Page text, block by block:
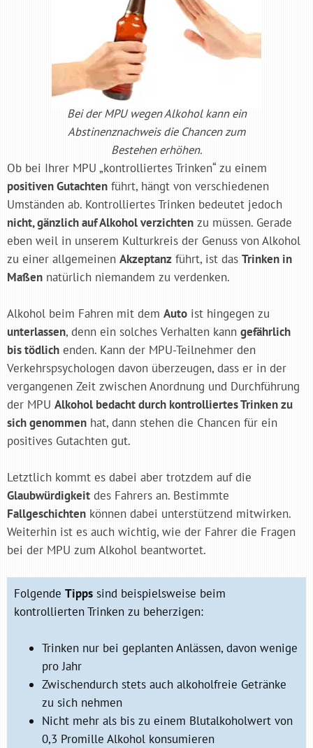
Bei der MPU wegen Alkohol kann ein
Abstinenznachweis die Chancen zum
Bestehen erhöhen.
Ob bei Ihrer MPU „kontrolliertes Trinken“ zu einem
positiven Gutachten führt, hängt von verschiedenen
Umständen ab. Kontrolliertes Trinken bedeutet jedoch
nicht, gänzlich auf Alkohol verzichten zu müssen. Gerade
eben weil in unserem Kulturkreis der Genuss von Alkohol
zu einer allgemeinen Akzeptanz führt, ist das Trinken in
Maßen natürlich niemandem zu verdenken.
Alkohol beim Fahren mit dem Auto ist hingegen zu
unterlassen, denn ein solches Verhalten kann gefährlich
bis tödlich enden. Kann der MPU-Teilnehmer den
Verkehrspsychologen davon überzeugen, dass er in der
vergangenen Zeit zwischen Anordnung und Durchführung
der MPU Alkohol bedacht durch kontrolliertes Trinken zu
sich genommen hat, dann stehen die Chancen für ein
positives Gutachten gut.
Letztlich kommt es dabei aber trotzdem auf die
Glaubwürdigkeit des Fahrers an. Bestimmte
Fallgeschichten können dabei unterstützend mitwirken.
Weiterhin ist es auch wichtig, wie der Fahrer die Fragen
bei der MPU zum Alkohol beantwortet.
Folgende Tipps sind beispielsweise beim
kontrollierten Trinken zu beherzigen:
Trinken nur bei geplanten Anlässen, davon wenige
pro Jahr
Zwischendurch stets auch alkoholfreie Getränke
zu sich nehmen
Nicht mehr als bis zu einem Blutalkoholwert von
0,3 Promille Alkohol konsumieren